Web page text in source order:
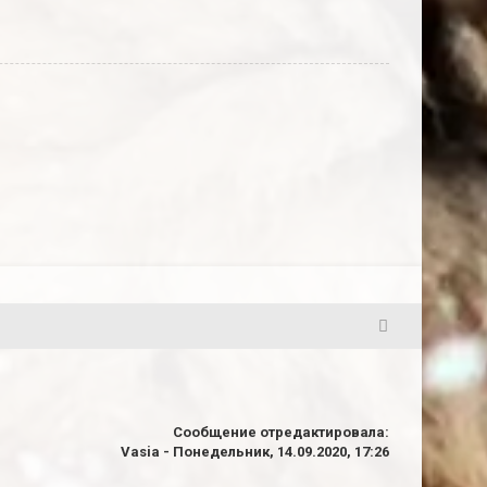
Сообщение отредактировала:
Vasia - Понедельник, 14.09.2020, 17:26